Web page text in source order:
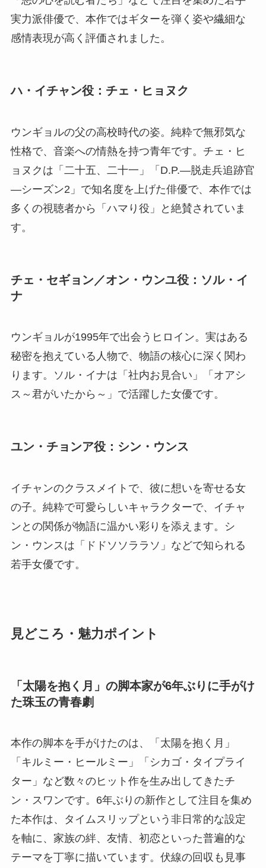
実力派俳優で、本作ではギターを弾く姿や繊細な
感情表現が高く評価されました。
ハ・イチャン役：チェ・ヒョヌク
ウンギョルの父の高校時代の姿。純粋で無邪気な
性格で、音楽への情熱を持つ青年です。チェ・ヒ
ョヌクは「二十五、二十一」「D.P.―脱走兵追跡官
―シーズン2」で知名度を上げた俳優で、本作では
多くの視聴者から「ハマり役」と絶賛されていま
す。
チェ・セギョン／オン・ウンユ役：ソル・イ
ナ
ウンギョルが1995年で出会うヒロイン。実はある
秘密を抱えている人物で、物語の核心に深く関わ
ります。ソル・イナは「社内お見合い」「オアシ
ス～君がいたから～」で活躍した女優です。
ユン・チョンア役：シン・ウンス
イチャンのクラスメイトで、彼に想いを寄せる女
の子。純粋で可愛らしいキャラクターで、イチャ
ンとの関係が物語に温かい彩りを添えます。シ
ン・ウンスは「ドドソソララソ」などで知られる
若手女優です。
見どころ・魅力ポイント
「太陽を抱く月」の脚本家が6年ぶりに手がけ
た珠玉の青春劇
本作の脚本を手がけたのは、「太陽を抱く月」
「キルミー・ヒールミー」「シカゴ・タイプライ
ター」など数々のヒット作を生み出してきたチ
ン・スワンです。6年ぶりの新作として注目を集め
た本作は、タイムスリップという非日常的な設定
を軸に、家族の絆、友情、初恋といった普遍的な
テーマを丁寧に描いています。伏線の回収も見事